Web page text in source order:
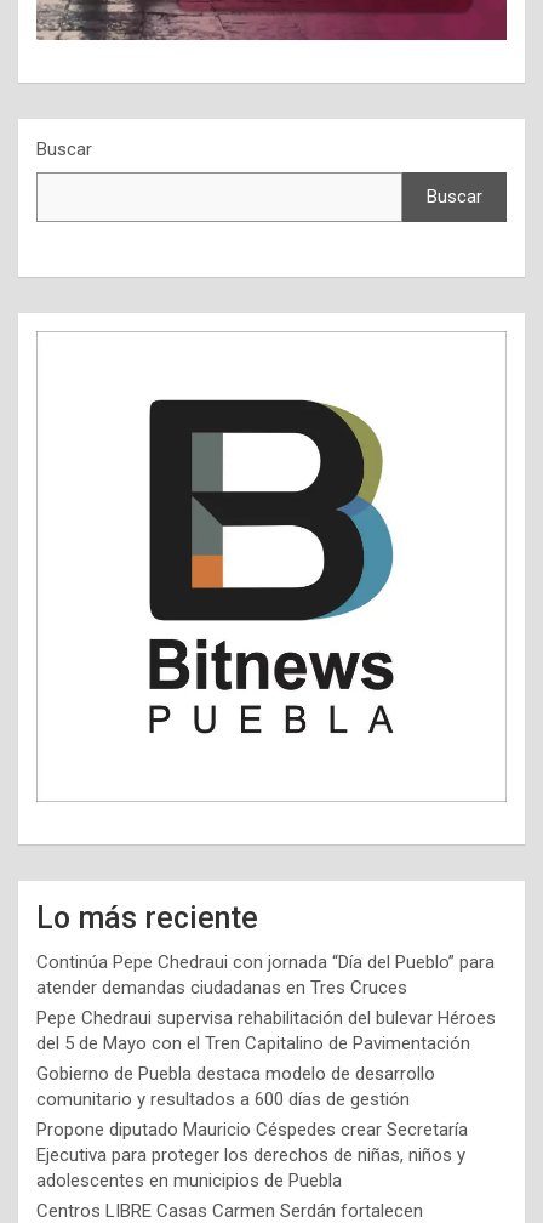
Buscar
Buscar
Lo más reciente
Continúa Pepe Chedraui con jornada “Día del Pueblo” para
atender demandas ciudadanas en Tres Cruces
Pepe Chedraui supervisa rehabilitación del bulevar Héroes
del 5 de Mayo con el Tren Capitalino de Pavimentación
Gobierno de Puebla destaca modelo de desarrollo
comunitario y resultados a 600 días de gestión
Propone diputado Mauricio Céspedes crear Secretaría
Ejecutiva para proteger los derechos de niñas, niños y
adolescentes en municipios de Puebla
Centros LIBRE Casas Carmen Serdán fortalecen